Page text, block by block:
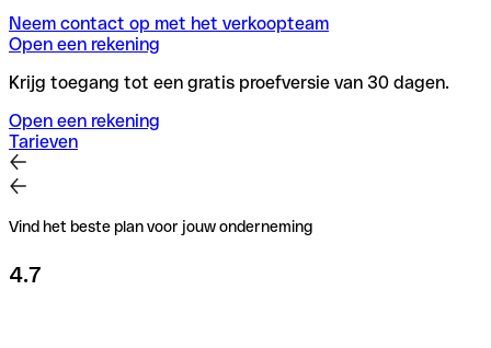
Neem contact op met het verkoopteam
Open een rekening
Krijg toegang tot een gratis proefversie van 30 dagen.
Open een rekening
Tarieven
Vind het beste plan voor jouw onderneming
4.7